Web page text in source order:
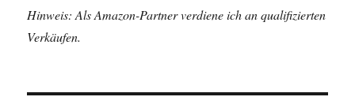
Hinweis: Als Amazon-Partner verdiene ich an qualifizierten
Verkäufen.